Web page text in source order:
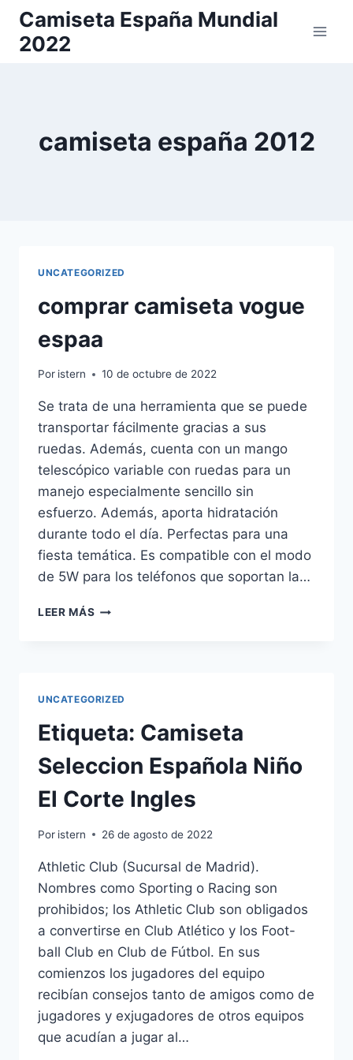
Saltar
contenido
Camiseta España Mundial
2022
camiseta españa 2012
UNCATEGORIZED
comprar camiseta vogue
espaa
Por istern 10 de octubre de 2022
Se trata de una herramienta que se puede
transportar fácilmente gracias a sus
ruedas. Además, cuenta con un mango
telescópico variable con ruedas para un
manejo especialmente sencillo sin
esfuerzo. Además, aporta hidratación
durante todo el día. Perfectas para una
fiesta temática. Es compatible con el modo
de 5W para los teléfonos que soportan la…
LEER MÁS COMPRAR
UNCATEGORIZED
Etiqueta: Camiseta
Seleccion Española Niño
El Corte Ingles
Por istern 26 de agosto de 2022
Athletic Club (Sucursal de Madrid).
Nombres como Sporting o Racing son
prohibidos; los Athletic Club son obligados
a convertirse en Club Atlético y los Foot-
ball Club en Club de Fútbol. En sus
comienzos los jugadores del equipo
recibían consejos tanto de amigos como de
jugadores y exjugadores de otros equipos
que acudían a jugar al…